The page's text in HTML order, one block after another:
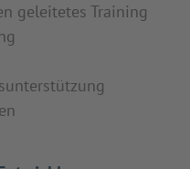
geleitetes Training